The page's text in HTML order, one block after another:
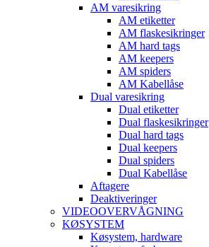
AM varesikring
AM etiketter
AM flaskesikringer
AM hard tags
AM keepers
AM spiders
AM Kabellåse
Dual varesikring
Dual etiketter
Dual flaskesikringer
Dual hard tags
Dual keepers
Dual spiders
Dual Kabellåse
Aftagere
Deaktiveringer
VIDEOOVERVÅGNING
KØSYSTEM
Køsystem, hardware